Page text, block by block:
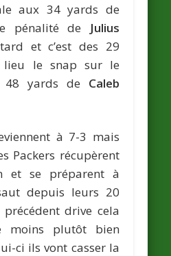
aux 34 yards de
pénalité de Julius
et c’est des 29
lieu le snap sur le
48 yards de Caleb
à 7-3 mais
Packers récupèrent
et se préparent à
depuis leurs 20
drive cela
moins plutôt bien
ci ils vont casser la